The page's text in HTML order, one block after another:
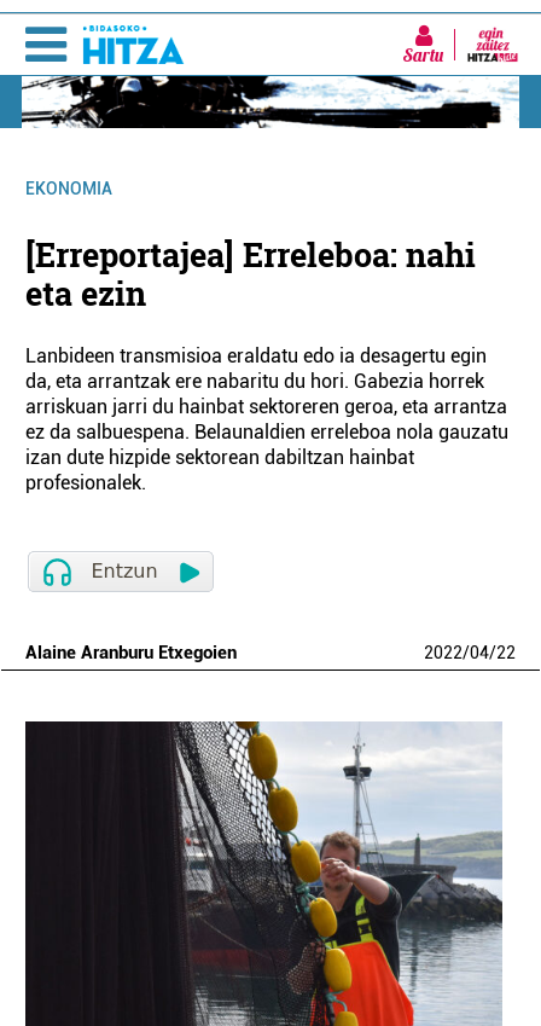
Sartu
EKONOMIA
[Erreportajea] Erreleboa: nahi
eta ezin
Lanbideen transmisioa eraldatu edo ia desagertu egin
da, eta arrantzak ere nabaritu du hori. Gabezia horrek
arriskuan jarri du hainbat sektoreren geroa, eta arrantza
ez da salbuespena. Belaunaldien erreleboa nola gauzatu
izan dute hizpide sektorean dabiltzan hainbat
profesionalek.
Alaine Aranburu Etxegoien 2022/04/22